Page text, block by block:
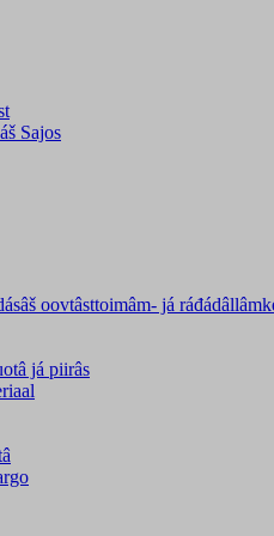
Sajos
oovtâsttoimâm- já
já piirâs